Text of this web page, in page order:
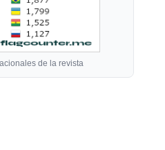
de la revista